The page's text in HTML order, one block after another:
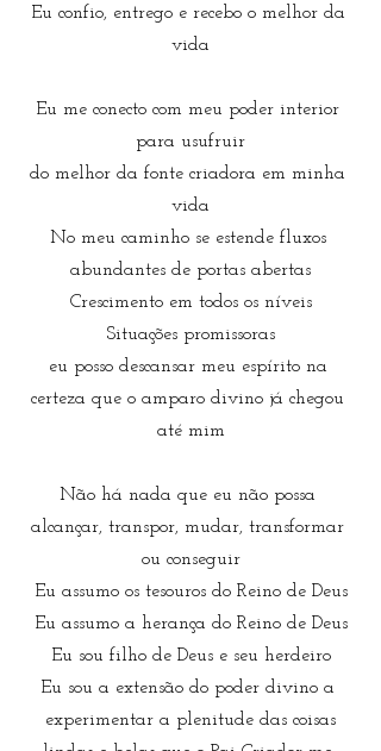
Eu confio, entrego e recebo o melhor da
vida
Eu me conecto com meu poder interior
para usufruir
do melhor da fonte criadora em minha
vida
No meu caminho se estende fluxos
abundantes de portas abertas
Crescimento em todos os níveis
Situações promissoras
eu posso descansar meu espírito na
certeza que o amparo divino já chegou
até mim
Não há nada que eu não possa
alcançar, transpor, mudar, transformar
ou conseguir
Eu assumo os tesouros do Reino de Deus
Eu assumo a herança do Reino de Deus
Eu sou filho de Deus e seu herdeiro
Eu sou a extensão do poder divino a
experimentar a plenitude das coisas